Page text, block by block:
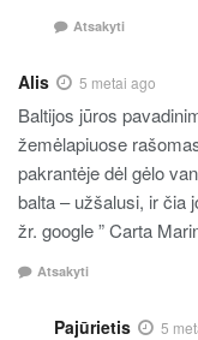
Atsakyti
Alis 5 metai ago
Baltijos jūros
žemėlapiuose
pakrantėje dėl gėlo
balta – užšalusi, ir čia
žr. google ” Carta
Atsakyti
Pajūrietis 5